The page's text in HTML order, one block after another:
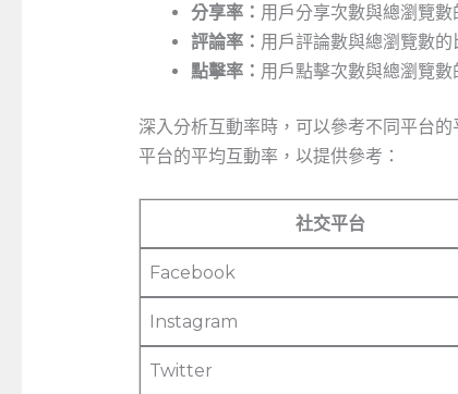
分享率： 用戶分享次數與總瀏覽數
評論率： 用戶評論數與總瀏覽數的
點擊率： 用戶點擊次數與總瀏覽數
深入分析互動率時，可以參考不同平台
平台的平均互動率，以提供參考：
社交平台
Facebook
Instagram
Twitter